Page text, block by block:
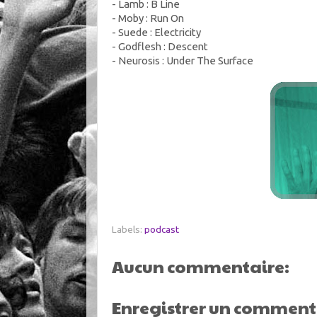
- Lamb : B Line
- Moby : Run On
- Suede : Electricity
- Godflesh : Descent
- Neurosis : Under The Surface
Labels: podcast
Aucun commentaire:
Enregistrer un